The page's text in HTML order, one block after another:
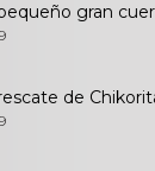
gran
de